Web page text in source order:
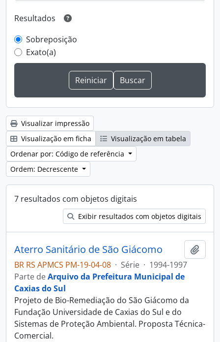
Resultados
Sobreposição
Exato(a)
Visualizar impressão
Visualização em ficha
Visualização em tabela
Ordenar por: Código de referência
Ordem: Decrescente
7 resultados com objetos digitais
Exibir resultados com objetos digitais
Aterro Sanitário de São Giácomo
BR RS APMCS PM-19-04-08 · Série · 1994-1997
Parte deArquivo da Prefeitura Municipal de
Caxias do Sul
Projeto de Bio-Remediação do São Giácomo da
Fundação Universidade de Caxias do Sul e do
Sistemas de Proteção Ambiental. Proposta Técnica-
Comercial.